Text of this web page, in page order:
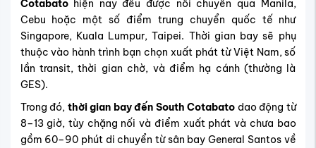
Cotabatohiện nay đều được nối chuyến qua Manila,
Cebu hoặc một số điểm trung chuyển quốc tế như
Singapore, Kuala Lumpur, Taipei. Thời gian bay sẽ phụ
thuộc vào hành trình bạn chọn xuất phát từ Việt Nam, số
lần transit, thời gian chờ, và điểm hạ cánh (thường là
GES).
Trong đó, thời gian bay đến South Cotabato dao động từ
8–13 giờ, tùy chặng nối và điểm xuất phát và chưa bao
gồm 60–90 phút di chuyển từ sân bay General Santos về